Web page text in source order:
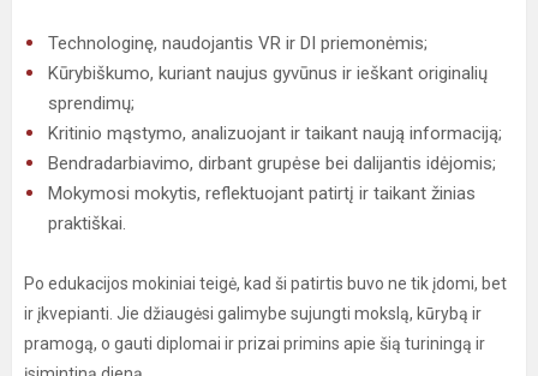
Technologinę, naudojantis VR ir DI priemonėmis;
Kūrybiškumo, kuriant naujus gyvūnus ir ieškant originalių
sprendimų;
Kritinio mąstymo, analizuojant ir taikant naują informaciją;
Bendradarbiavimo, dirbant grupėse bei dalijantis idėjomis;
Mokymosi mokytis, reflektuojant patirtį ir taikant žinias
praktiškai.
Po edukacijos mokiniai teigė, kad ši patirtis buvo ne tik įdomi, bet
ir įkvepianti. Jie džiaugėsi galimybe sujungti mokslą, kūrybą ir
pramogą, o gauti diplomai ir prizai primins apie šią turiningą ir